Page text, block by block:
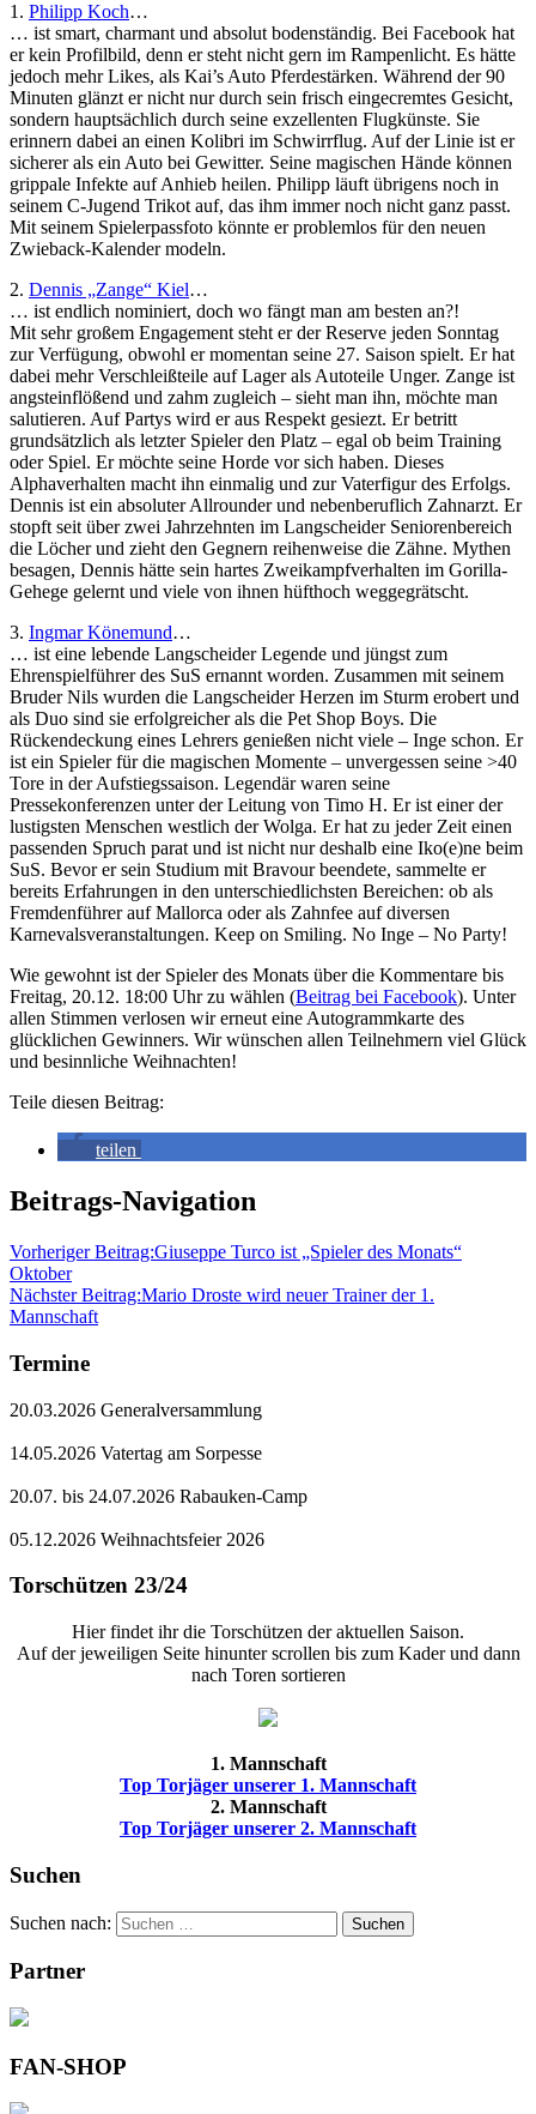
1. Philipp Koch…
… ist smart, charmant und absolut bodenständig. Bei Facebook hat
er kein Profilbild, denn er steht nicht gern im Rampenlicht. Es hätte
jedoch mehr Likes, als Kai’s Auto Pferdestärken. Während der 90
Minuten glänzt er nicht nur durch sein frisch eingecremtes Gesicht,
sondern hauptsächlich durch seine exzellenten Flugkünste. Sie
erinnern dabei an einen Kolibri im Schwirrflug. Auf der Linie ist er
sicherer als ein Auto bei Gewitter. Seine magischen Hände können
grippale Infekte auf Anhieb heilen. Philipp läuft übrigens noch in
seinem C-Jugend Trikot auf, das ihm immer noch nicht ganz passt.
Mit seinem Spielerpassfoto könnte er problemlos für den neuen
Zwieback-Kalender modeln.
2. Dennis „Zange“ Kiel…
… ist endlich nominiert, doch wo fängt man am besten an?!
Mit sehr großem Engagement steht er der Reserve jeden Sonntag
zur Verfügung, obwohl er momentan seine 27. Saison spielt. Er hat
dabei mehr Verschleißteile auf Lager als Autoteile Unger. Zange ist
angsteinflößend und zahm zugleich – sieht man ihn, möchte man
salutieren. Auf Partys wird er aus Respekt gesiezt. Er betritt
grundsätzlich als letzter Spieler den Platz – egal ob beim Training
oder Spiel. Er möchte seine Horde vor sich haben. Dieses
Alphaverhalten macht ihn einmalig und zur Vaterfigur des Erfolgs.
Dennis ist ein absoluter Allrounder und nebenberuflich Zahnarzt. Er
stopft seit über zwei Jahrzehnten im Langscheider Seniorenbereich
die Löcher und zieht den Gegnern reihenweise die Zähne. Mythen
besagen, Dennis hätte sein hartes Zweikampfverhalten im Gorilla-
Gehege gelernt und viele von ihnen hüfthoch weggegrätscht.
3. Ingmar Könemund…
… ist eine lebende Langscheider Legende und jüngst zum
Ehrenspielführer des SuS ernannt worden. Zusammen mit seinem
Bruder Nils wurden die Langscheider Herzen im Sturm erobert und
als Duo sind sie erfolgreicher als die Pet Shop Boys. Die
Rückendeckung eines Lehrers genießen nicht viele – Inge schon. Er
ist ein Spieler für die magischen Momente – unvergessen seine >40
Tore in der Aufstiegssaison. Legendär waren seine
Pressekonferenzen unter der Leitung von Timo H. Er ist einer der
lustigsten Menschen westlich der Wolga. Er hat zu jeder Zeit einen
passenden Spruch parat und ist nicht nur deshalb eine Iko(e)ne beim
SuS. Bevor er sein Studium mit Bravour beendete, sammelte er
bereits Erfahrungen in den unterschiedlichsten Bereichen: ob als
Fremdenführer auf Mallorca oder als Zahnfee auf diversen
Karnevalsveranstaltungen. Keep on Smiling. No Inge – No Party!
Wie gewohnt ist der Spieler des Monats über die Kommentare bis
Freitag, 20.12. 18:00 Uhr zu wählen (Beitrag bei Facebook). Unter
allen Stimmen verlosen wir erneut eine Autogrammkarte des
glücklichen Gewinners. Wir wünschen allen Teilnehmern viel Glück
und besinnliche Weihnachten!
Teile diesen Beitrag:
teilen
Beitrags-Navigation
Vorheriger Beitrag:Giuseppe Turco ist „Spieler des Monats“
Oktober
Nächster Beitrag:Mario Droste wird neuer Trainer der 1.
Mannschaft
Termine
20.03.2026 Generalversammlung
14.05.2026 Vatertag am Sorpesse
20.07. bis 24.07.2026 Rabauken-Camp
05.12.2026 Weihnachtsfeier 2026
Torschützen 23/24
Hier findet ihr die Torschützen der aktuellen Saison.
Auf der jeweiligen Seite hinunter scrollen bis zum Kader und dann
nach Toren sortieren
1. Mannschaft
Top Torjäger unserer 1. Mannschaft
2. Mannschaft
Top Torjäger unserer 2. Mannschaft
Suchen
Suchen nach: Suchen
Partner
FAN-SHOP